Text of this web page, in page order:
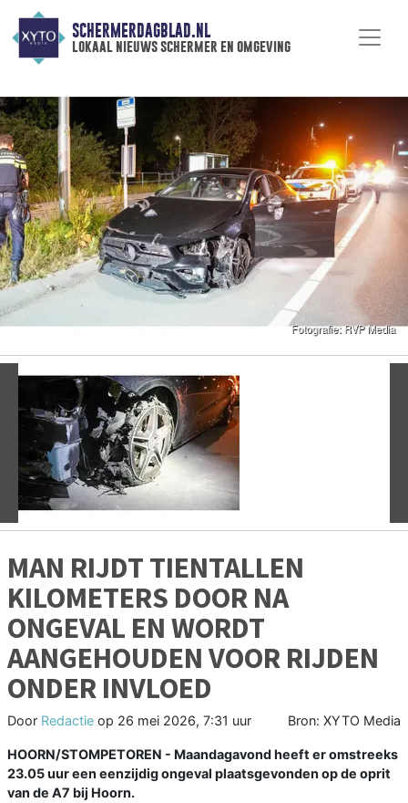
SCHERMERDAGBLAD.NL
lokaal nieuws schermer en omgeving
Vorige
MAN RIJDT TIENTALLEN
KILOMETERS DOOR NA
ONGEVAL EN WORDT
AANGEHOUDEN VOOR RIJDEN
ONDER INVLOED
Door Redactie op 26 mei 2026, 7:31 uur Bron: XYTO Media
HOORN/STOMPETOREN - Maandagavond heeft er omstreeks
23.05 uur een eenzijdig ongeval plaatsgevonden op de oprit
van de A7 bij Hoorn.